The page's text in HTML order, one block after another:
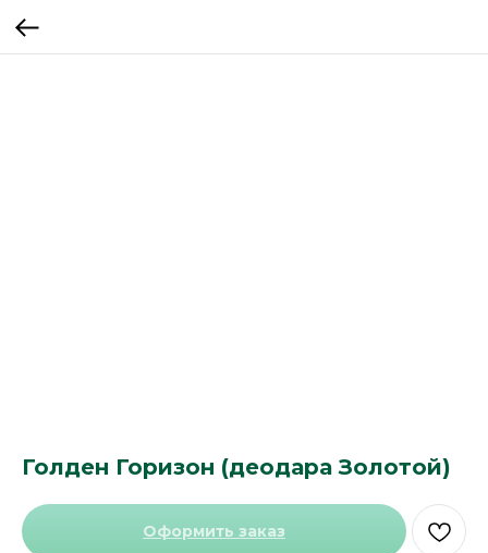
Голден Горизон (деодара Золотой)
Оформить заказ